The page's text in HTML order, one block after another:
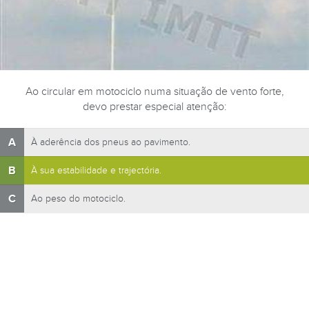
Ao circular em motociclo numa situação de vento forte,
devo prestar especial atenção:
A À aderência dos pneus ao pavimento.
B À sua estabilidade e trajectória.
C Ao peso do motociclo.